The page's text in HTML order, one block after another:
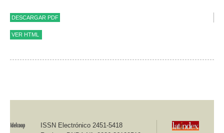
DESCARGAR PDF
VER HTML
entonces ¿quiénes?
Sobre el “Preencuentro
ISSN Electrónico 2451-5418